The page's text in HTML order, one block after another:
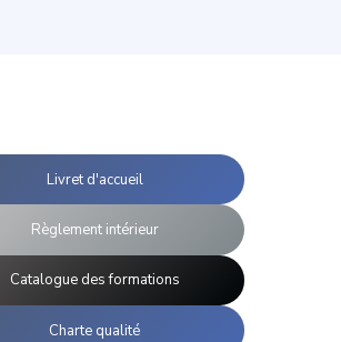
Livret d'accueil
Règlement intérieur
Catalogue des formations
Charte qualité